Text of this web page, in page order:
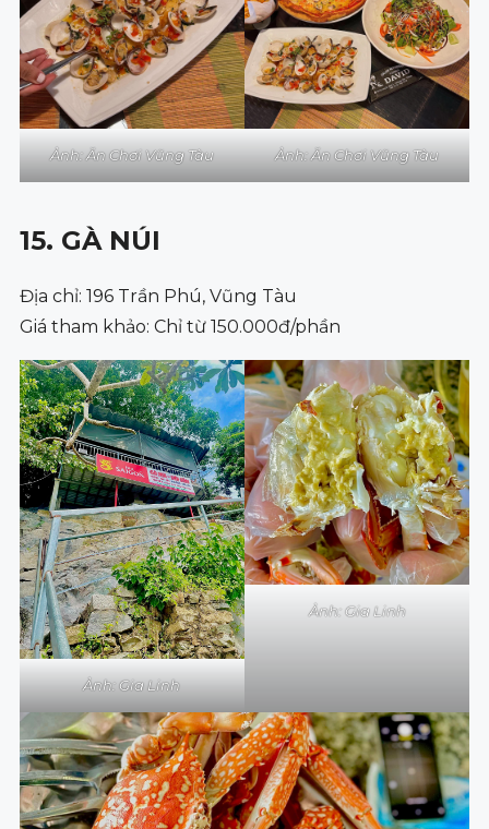
Ảnh: Ăn Chơi Vũng Tàu Ảnh: Ăn Chơi Vũng Tàu
15. GÀ NÚI
Địa chỉ: 196 Trần Phú, Vũng Tàu
Giá tham khảo: Chỉ từ 150.000đ/phần
Ảnh: Gia Linh
Ảnh: Gia Linh